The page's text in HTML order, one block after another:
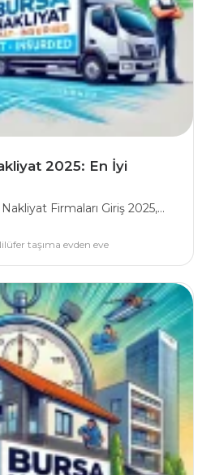
2025: En İyi
Firmaları Giriş 2025,...
taşıma evden eve